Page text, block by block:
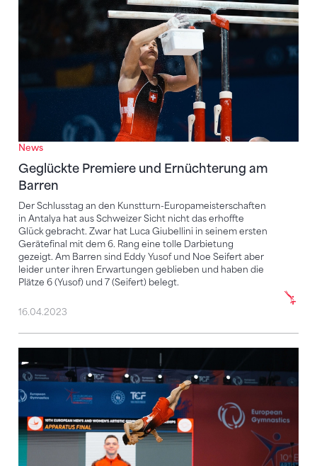
News
Geglückte Premiere und Ernüchterung am
Barren
Der Schlusstag an den Kunstturn-Europameisterschaften
in Antalya hat aus Schweizer Sicht nicht das erhoffte
Glück gebracht. Zwar hat Luca Giubellini in seinem ersten
Gerätefinal mit dem 6. Rang eine tolle Darbietung
gezeigt. Am Barren sind Eddy Yusof und Noe Seifert aber
leider unter ihren Erwartungen geblieben und haben die
Plätze 6 (Yusof) und 7 (Seifert) belegt.
16.04.2023
8. Rang für Noe Seifert im Boden-Final